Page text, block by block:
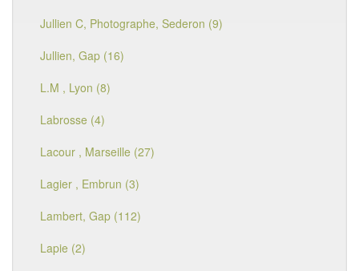
Jullien C, Photographe, Sederon (9)
Jullien, Gap (16)
L.M , Lyon (8)
Labrosse (4)
Lacour , Marseille (27)
Lagier , Embrun (3)
Lambert, Gap (112)
Lapie (2)